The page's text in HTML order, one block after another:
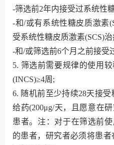
-筛选前2年内接受过系统性
-和/或有系统性糖皮质激素
受系统性糖皮质激素(SCS)治
-和/或筛选前6个月之前接受
5. 筛选前需要规律的使用
(INCS)≥4周;
6. 随机前至少持续28天接
给药(200μg/天，且愿意在
患者。注：对于在筛选前
的患者，研究者必须将患